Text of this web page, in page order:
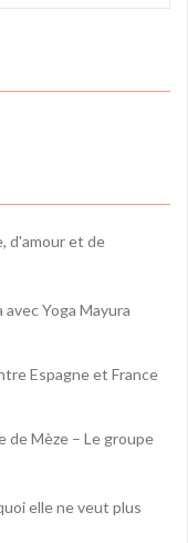
d'amour et de
avec Yoga Mayura
Espagne et France
de Mèze – Le groupe
elle ne veut plus